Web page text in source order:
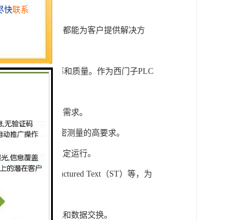
发和转让，我们都能为客户提供解决方
生产效率和质量。作为西门子PLC
同规模工程的需求。
对于控制和精密测量的高要求。
系统的长期稳定运行。
（LD）、Structured Text（ST）等，为
备之间的通讯和数据交换。